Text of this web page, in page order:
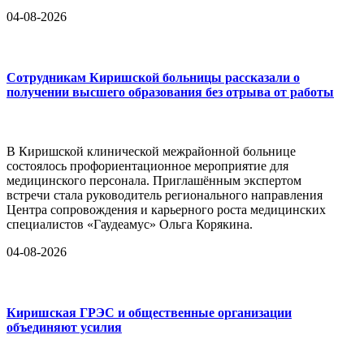
04-08-2026
Сотрудникам Киришской больницы рассказали о
получении высшего образования без отрыва от работы
В Киришской клинической межрайонной больнице
состоялось профориентационное мероприятие для
медицинского персонала. Приглашённым экспертом
встречи стала руководитель регионального направления
Центра сопровождения и карьерного роста медицинских
специалистов «Гаудеамус» Ольга Корякина.
04-08-2026
Киришская ГРЭС и общественные организации
объединяют усилия